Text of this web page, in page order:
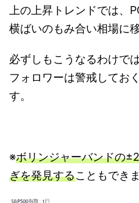
上の上昇トレンドでは、
横ばいのもみ合い相場に
必ずしもこうなるわけで
フォロワーは警戒してお
す。
※ボリンジャーバンドの
ぎを発見することもできま